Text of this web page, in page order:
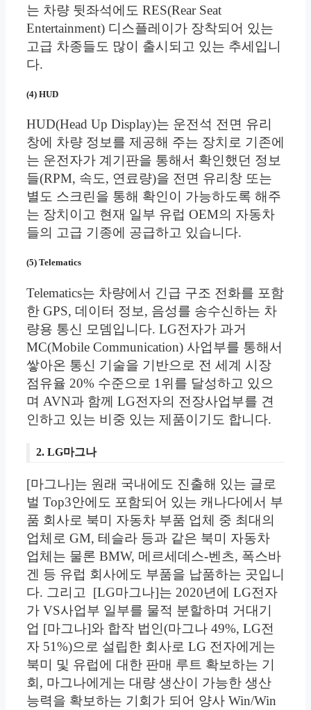
는 차량 뒷좌석에도 RES(Rear Seat
Entertainment) 디스플레이가 장착되어 있는
고급 차종들도 많이 출시되고 있는 추세입니
다.
(4) HUD
HUD(Head Up Display)는 운전석 전면 유리
창에 차량 정보를 제공해 주는 장치로 기존에
는 운전자가 계기판을 통해서 확인했던 정보
들(RPM, 속도, 연료량)을 전면 유리창 또는
별도 스크린을 통해 확인이 가능하도록 해주
는 장치이고 현재 일부 유럽 OEM의 자동차
들의 고급 기종에 공급하고 있습니다.
(5) Telematics
Telematics는 차량에서 긴급 구조 전화를 포함
한 GPS, 데이터 정보, 음성를 송수신하는 차
량용 통신 모뎀입니다. LG전자가 과거
MC(Mobile Communication) 사업부를 통해서
쌓아온 통신 기술을 기반으로 전 세계 시장
점유율 20% 수준으로 1위를 달성하고 있으
며 AVN과 함께 LG전자의 전장사업부를 견
인하고 있는 비중 있는 제품이기도 합니다.
2. LG마그나
[마그나]는 원래 국내에도 진출해 있는 글로
벌 Top3안에도 포함되어 있는 캐나다에서 부
품 회사로 북미 자동차 부품 업체 중 최대의
업체로 GM, 테슬라 등과 같은 북미 자동차
업체는 물론 BMW, 메르세데스-벤츠, 폭스바
겐 등 유럽 회사에도 부품을 납품하는 곳입니
다. 그리고 [LG마그나]는 2020년에 LG전자
가 VS사업부 일부를 물적 분할하며 거대기
업 [마그나]와 합작 법인(마그나 49%, LG전
자 51%)으로 설립한 회사로 LG 전자에게는
북미 및 유럽에 대한 판매 루트 확보하는 기
회, 마그나에게는 대량 생산이 가능한 생산
능력을 확보하는 기회가 되어 양사 Win/Win